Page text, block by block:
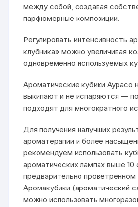
между собой, создавая
парфюмерные композиции.
Регулировать интенсивность
клубника» можно увеличивая
одновременно используемых
Ароматические кубики Аурасо
выкипают и не испаряются —
подходят для многократного
Для получения налучших
ароматерапии и более
рекомендуем использовать
ароматических лампах выше 10
предварительно
Аромакубики (ароматический
можно использовать